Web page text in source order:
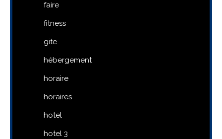
faire
fitness
gite
hébergement
horaire
horaires
hotel
hotel 3